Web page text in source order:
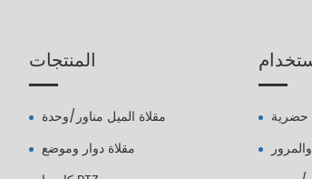
المنتجات
مقلاة الميل مناور/وحدة
مقلاة دوار وموضع
حضرية